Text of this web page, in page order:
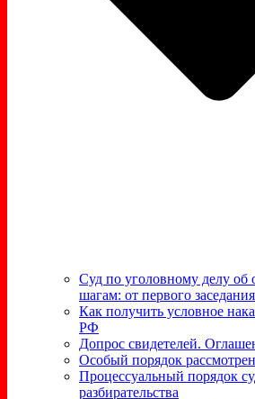
Суд по уголовному делу об
шагам: от первого
Как получить условное
РФ
Допрос свидетелей.
Особый порядок
Процессуальный порядок
разбирательства